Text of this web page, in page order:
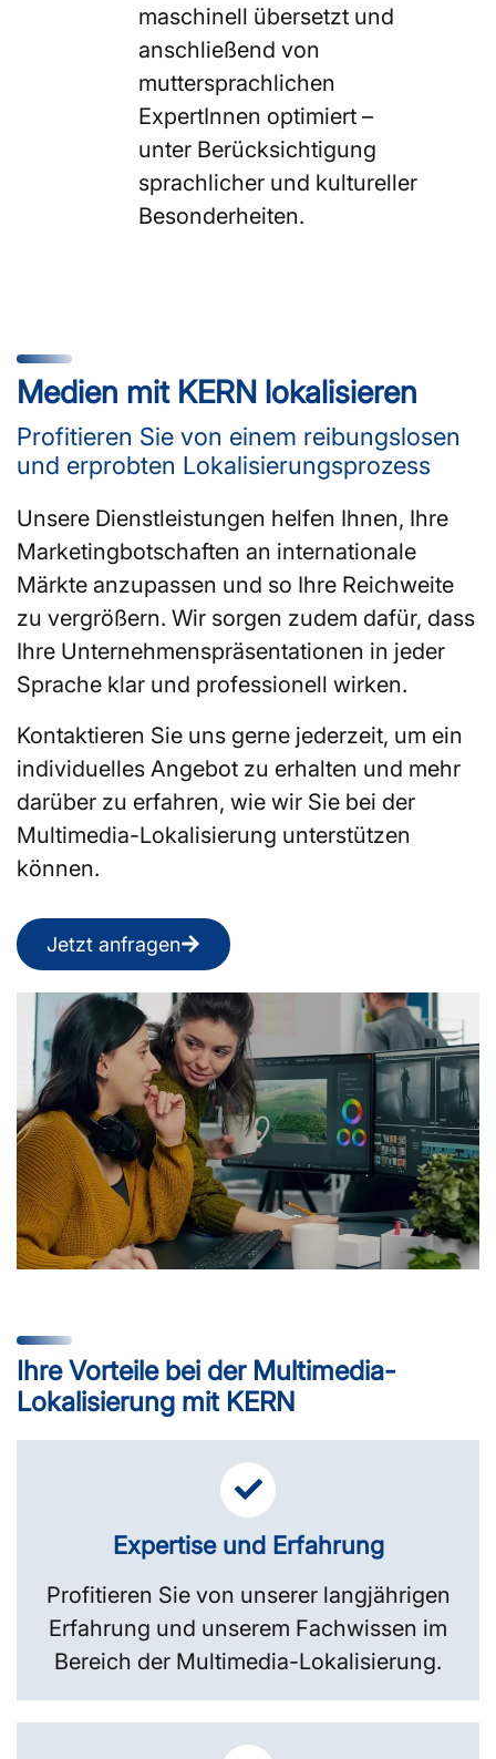
maschinell übersetzt und
anschließend von
muttersprachlichen
ExpertInnen optimiert –
unter Berücksichtigung
sprachlicher und kultureller
Besonderheiten.
Medien mit KERN lokalisieren
Profitieren Sie von einem reibungslosen
und erprobten Lokalisierungsprozess
Unsere Dienstleistungen helfen Ihnen, Ihre
Marketingbotschaften an internationale
Märkte anzupassen und so Ihre Reichweite
zu vergrößern. Wir sorgen zudem dafür, dass
Ihre Unternehmenspräsentationen in jeder
Sprache klar und professionell wirken.
Kontaktieren Sie uns gerne jederzeit, um ein
individuelles Angebot zu erhalten und mehr
darüber zu erfahren, wie wir Sie bei der
Multimedia-Lokalisierung unterstützen
können.
Jetzt anfragen
Ihre Vorteile bei der Multimedia-
Lokalisierung mit KERN
Expertise und Erfahrung
Profitieren Sie von unserer langjährigen
Erfahrung und unserem Fachwissen im
Bereich der Multimedia-Lokalisierung.